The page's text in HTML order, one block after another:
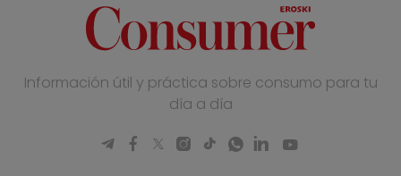
Información útil y práctica sobre consumo para tu
día a día